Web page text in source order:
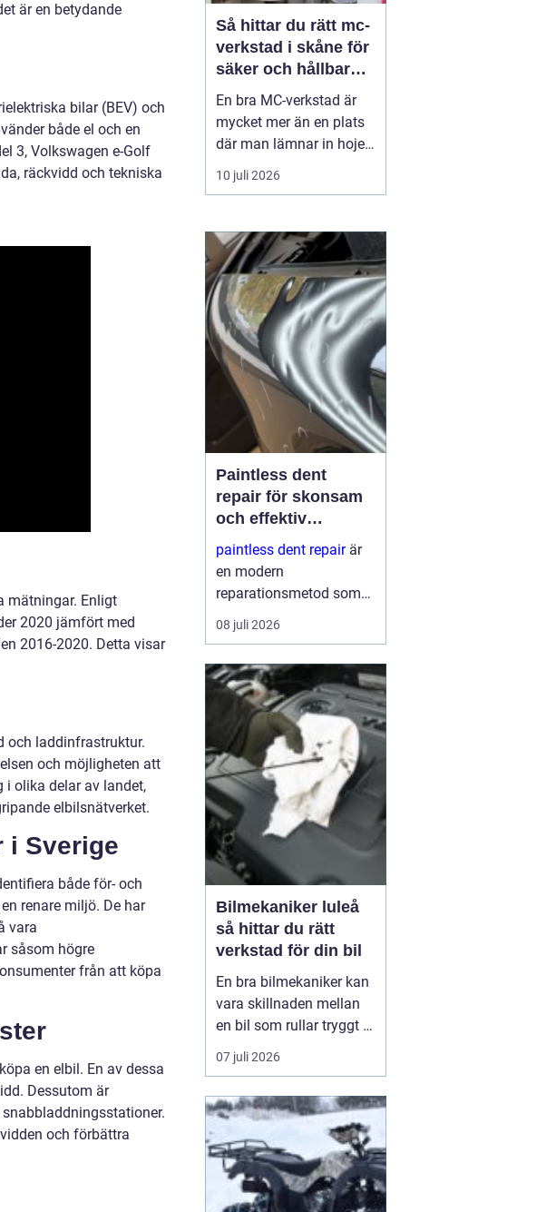
är en betydande
bilar (BEV) och
både el och en
3, Volkswagen e-Golf
räckvidd och tekniska
mätningar. Enligt
2020 jämfört med
2016-2020. Detta visar
och laddinfrastruktur.
och möjligheten att
i olika delar av landet,
elbilsnätverket.
i Sverige
både för- och
renare miljö. De har
vara
såsom högre
från att köpa
en elbil. En av dessa
Dessutom är
och förbättra
Så hittar du rätt mc-
verkstad i skåne för
säker och hållbar
körning
En bra MC-verkstad är
mycket mer än en plats
där man lämnar in hojen
när något går sönder.
För många förare i
trygghet, säkerhet och
körglädje under lång tid
framöver. En
genomtänkt serviceplan
förlänger livslängden på
motorcykel...
10 juli 2026
Paintless dent
repair för skonsam
och effektiv
reparation av
bucklor
paintless dent repairär
en modern
reparationsmetod som
används för att ta bort
bucklor i bilplåt utan att
har blivit mycket populär
i sverige eftersom den
kombinerar
hantverksskickl...
08 juli 2026
Bilmekaniker luleå
så hittar du rätt
verkstad för din bil
En bra bilmekaniker kan
vara skillnaden mellan
en bil som rullar tryggt i
många år och
återkommande problem
I Luleå finns många
verkstäder att välja på,
men hur vet du
egentligen vem som gör
ett bra jobb, håller vad
07 juli 2026